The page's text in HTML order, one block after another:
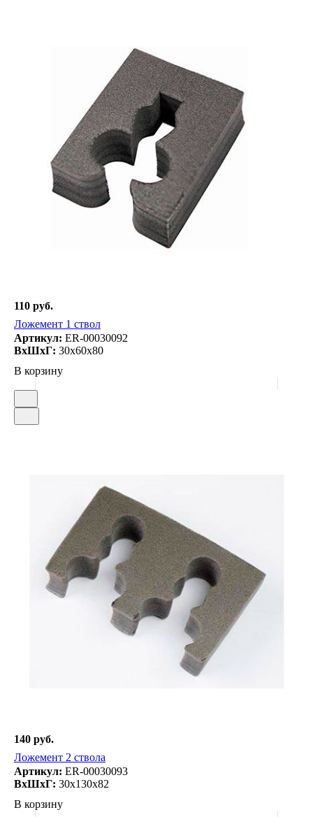
110 руб.
Ложемент 1 ствол
Артикул: ER-00030092
ВxШxГ: 30x60x80
В корзину
140 руб.
Ложемент 2 ствола
Артикул: ER-00030093
ВxШxГ: 30x130x82
В корзину